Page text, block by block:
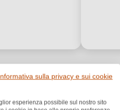
sulla privacy e sui cookie
esperienza possibile sul nostro sito